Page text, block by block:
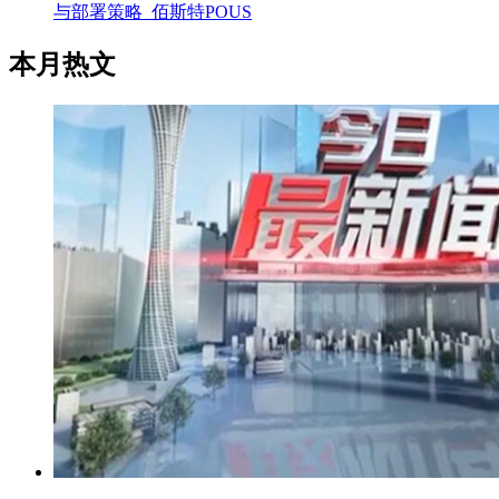
与部署策略_佰斯特POUS
本月热文